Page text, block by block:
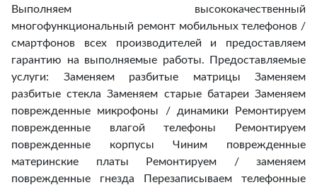
Выполняем высококачественный
многофункциональный ремонт мобильных телефонов /
смартфонов всех производителей и предоставляем
гарантию на выполняемые работы. Предоставляемые
услуги: Заменяем разбитые матрицы Заменяем
разбитые стекла Заменяем старые батареи Заменяем
поврежденные микрофоны / динамики Ремонтируем
поврежденные влагой телефоны Ремонтируем
поврежденные корпусы Чиним поврежденные
материнские платы Ремонтируем / заменяем
поврежденные гнезда Перезаписываем телефонные